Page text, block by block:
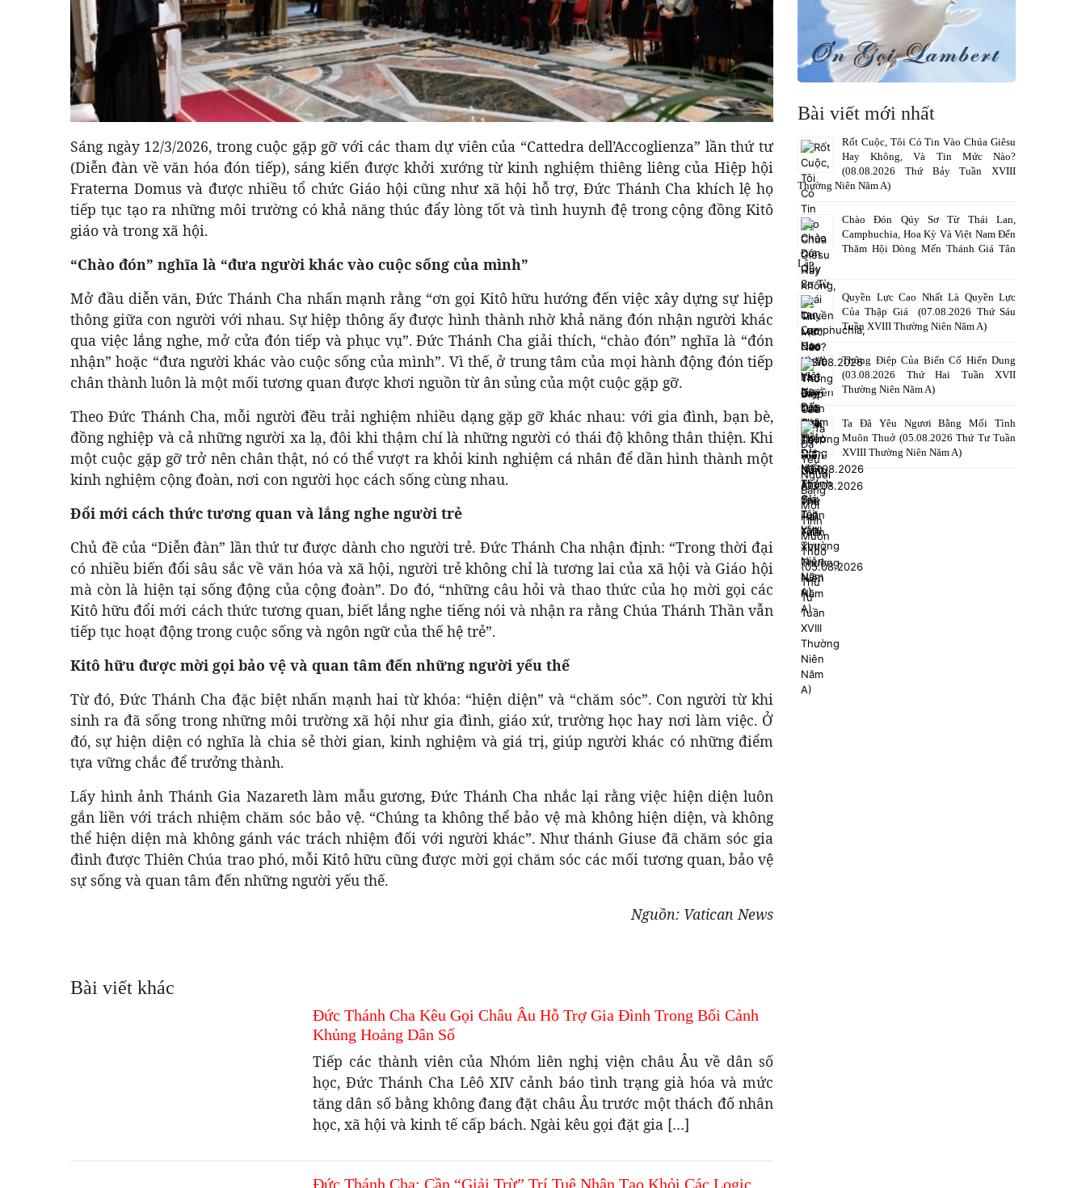
Sáng ngày 12/3/2026, trong cuộc gặp gỡ với các tham dự viên của “Cattedra dell’Accoglienza” lần thứ tư
(Diễn đàn về văn hóa đón tiếp), sáng kiến được khởi xướng từ kinh nghiệm thiêng liêng của Hiệp hội
Fraterna Domus và được nhiều tổ chức Giáo hội cũng như xã hội hỗ trợ, Đức Thánh Cha khích lệ họ
tiếp tục tạo ra những môi trường có khả năng thúc đẩy lòng tốt và tình huynh đệ trong cộng đồng Kitô
giáo và trong xã hội.
“Chào đón” nghĩa là “đưa người khác vào cuộc sống của mình”
Mở đầu diễn văn, Đức Thánh Cha nhấn mạnh rằng “ơn gọi Kitô hữu hướng đến việc xây dựng sự hiệp
thông giữa con người với nhau. Sự hiệp thông ấy được hình thành nhờ khả năng đón nhận người khác
qua việc lắng nghe, mở cửa đón tiếp và phục vụ”. Đức Thánh Cha giải thích, “chào đón” nghĩa là “đón
nhận” hoặc “đưa người khác vào cuộc sống của mình”. Vì thế, ở trung tâm của mọi hành động đón tiếp
chân thành luôn là một mối tương quan được khơi nguồn từ ân sủng của một cuộc gặp gỡ.
Theo Đức Thánh Cha, mỗi người đều trải nghiệm nhiều dạng gặp gỡ khác nhau: với gia đình, bạn bè,
đồng nghiệp và cả những người xa lạ, đôi khi thậm chí là những người có thái độ không thân thiện. Khi
một cuộc gặp gỡ trở nên chân thật, nó có thể vượt ra khỏi kinh nghiệm cá nhân để dần hình thành một
kinh nghiệm cộng đoàn, nơi con người học cách sống cùng nhau.
Đổi mới cách thức tương quan và lắng nghe người trẻ
Chủ đề của “Diễn đàn” lần thứ tư được dành cho người trẻ. Đức Thánh Cha nhận định: “Trong thời đại
có nhiều biến đổi sâu sắc về văn hóa và xã hội, người trẻ không chỉ là tương lai của xã hội và Giáo hội
mà còn là hiện tại sống động của cộng đoàn”. Do đó, “những câu hỏi và thao thức của họ mời gọi các
Kitô hữu đổi mới cách thức tương quan, biết lắng nghe tiếng nói và nhận ra rằng Chúa Thánh Thần vẫn
tiếp tục hoạt động trong cuộc sống và ngôn ngữ của thế hệ trẻ”.
Kitô hữu được mời gọi bảo vệ và quan tâm đến những người yếu thế
Từ đó, Đức Thánh Cha đặc biệt nhấn mạnh hai từ khóa: “hiện diện” và “chăm sóc”. Con người từ khi
sinh ra đã sống trong những môi trường xã hội như gia đình, giáo xứ, trường học hay nơi làm việc. Ở
đó, sự hiện diện có nghĩa là chia sẻ thời gian, kinh nghiệm và giá trị, giúp người khác có những điểm
tựa vững chắc để trưởng thành.
Lấy hình ảnh Thánh Gia Nazareth làm mẫu gương, Đức Thánh Cha nhắc lại rằng việc hiện diện luôn
gắn liền với trách nhiệm chăm sóc bảo vệ. “Chúng ta không thể bảo vệ mà không hiện diện, và không
thể hiện diện mà không gánh vác trách nhiệm đối với người khác”. Như thánh Giuse đã chăm sóc gia
đình được Thiên Chúa trao phó, mỗi Kitô hữu cũng được mời gọi chăm sóc các mối tương quan, bảo vệ
sự sống và quan tâm đến những người yếu thế.
Nguồn: Vatican News
Bài viết khác
Đức Thánh Cha Kêu Gọi Châu Âu Hỗ Trợ Gia Đình Trong Bối Cảnh
Khủng Hoảng Dân Số
Tiếp các thành viên của Nhóm liên nghị viện châu Âu về dân số
học, Đức Thánh Cha Lêô XIV cảnh báo tình trạng già hóa và mức
tăng dân số bằng không đang đặt châu Âu trước một thách đố nhân
học, xã hội và kinh tế cấp bách. Ngài kêu gọi đặt gia […]
Đức Thánh Cha: Cần “Giải Trừ” Trí Tuệ Nhân Tạo Khỏi Các Logic
Bài viết mới nhất
Rốt Cuộc, Tôi Có Tin Vào Chúa Giêsu
Hay Không, Và Tin Mức Nào?
(08.08.2026 Thứ Bảy Tuần XVIII
Thường Niên Năm A)
Chào Đón Qúy Sơ Từ Thái Lan,
Camphuchia, Hoa Kỳ Và Việt Nam Đến
Thăm Hội Dòng Mến Thánh Giá Tân
Lập
Quyền Lực Cao Nhất Là Quyền Lực
Của Thập Giá (07.08.2026 Thứ Sáu
Tuần XVIII Thường Niên Năm A)
Thông Điệp Của Biến Cố Hiển Dung
(03.08.2026 Thứ Hai Tuần XVII
Thường Niên Năm A)
Ta Đã Yêu Ngươi Bằng Mối Tình
Muôn Thuở (05.08.2026 Thứ Tư Tuần
XVIII Thường Niên Năm A)